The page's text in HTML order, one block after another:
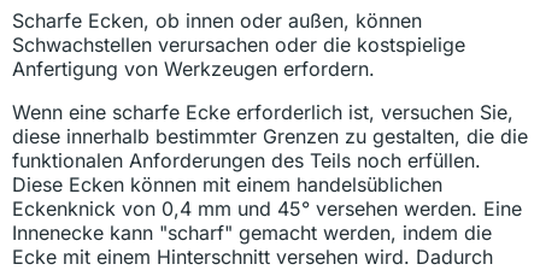
Scharfe Ecken, ob innen oder außen, können
Schwachstellen verursachen oder die kostspielige
Anfertigung von Werkzeugen erfordern.
Wenn eine scharfe Ecke erforderlich ist, versuchen Sie,
diese innerhalb bestimmter Grenzen zu gestalten, die die
funktionalen Anforderungen des Teils noch erfüllen.
Diese Ecken können mit einem handelsüblichen
Eckenknick von 0,4 mm und 45° versehen werden. Eine
Innenecke kann "scharf" gemacht werden, indem die
Ecke mit einem Hinterschnitt versehen wird. Dadurch